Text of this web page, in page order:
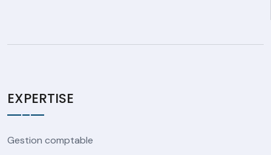
EXPERTISE
Gestion comptable